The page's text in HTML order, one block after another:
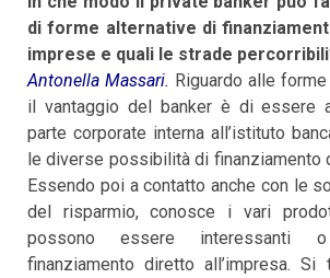
di forme alternative di
imprese e quali le strade
Antonella Massari. Riguardo alle
il vantaggio del banker è di essere
parte corporate interna all’istituto
le diverse possibilità di finanziamento
Essendo poi a contatto anche con le
del risparmio, conosce i vari
possono essere interessanti
finanziamento diretto all’impresa.